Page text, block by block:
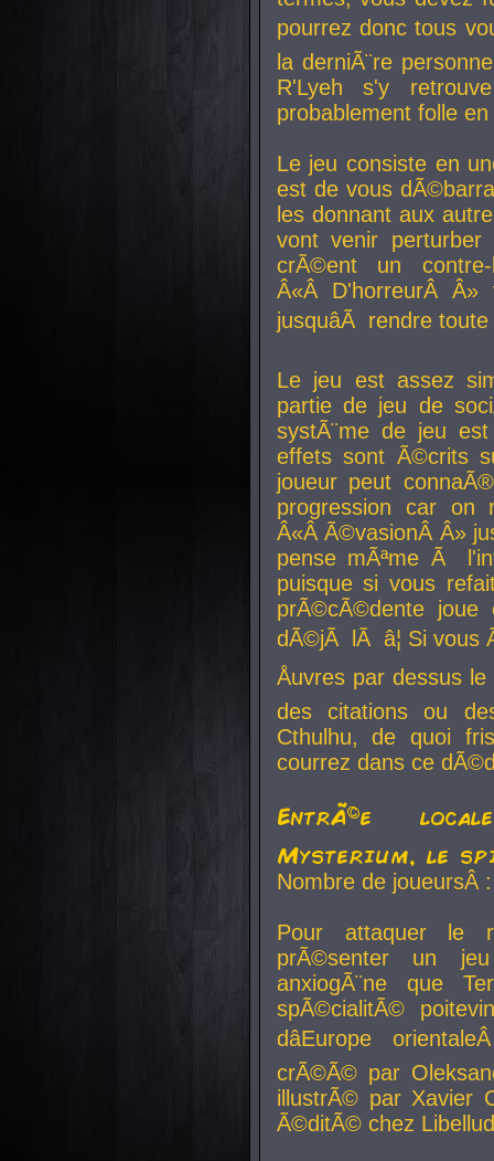
pourrez donc tous
la derniÃ¨re
R'Lyeh s'y
probablement folle
Le jeu consiste en
est de vous
les donnant aux
vont venir perturber
crÃ©ent un
Â«Â D'horreurÂ
jusquâÃ rendre
Le jeu est assez
partie de jeu de
systÃ¨me de jeu
effets sont Ã©crits
joueur peut
progression car
Â«Â Ã©vasionÂ Â»
pense mÃªme Ã
puisque si vous
prÃ©cÃ©dente
dÃ©jÃ lÃ â¦ Si vous
Åuvres par dessus
des citations ou
Cthulhu, de quoi
courrez dans ce
EntrÃ©e
Mysterium, le
Nombre de
Pour attaquer le
prÃ©senter un
anxiogÃ¨ne que
spÃ©cialitÃ©
dâEurope
crÃ©Ã© par
illustrÃ© par Xavier
Ã©ditÃ© chez